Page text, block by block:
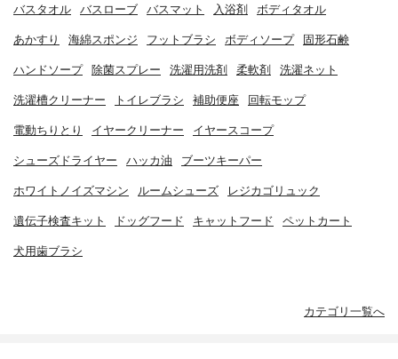
バスタオル バスローブ バスマット 入浴剤 ボディタオル
あかすり 海綿スポンジ フットブラシ ボディソープ 固形石鹸
ハンドソープ 除菌スプレー 洗濯用洗剤 柔軟剤 洗濯ネット
洗濯槽クリーナー トイレブラシ 補助便座 回転モップ
電動ちりとり イヤークリーナー イヤースコープ
シューズドライヤー ハッカ油 ブーツキーパー
ホワイトノイズマシン ルームシューズ レジカゴリュック
遺伝子検査キット ドッグフード キャットフード ペットカート
犬用歯ブラシ
カテゴリ一覧へ